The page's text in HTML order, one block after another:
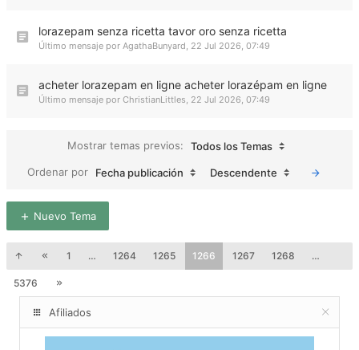
lorazepam senza ricetta tavor oro senza ricetta
Último mensaje por AgathaBunyard, 22 Jul 2026, 07:49
acheter lorazepam en ligne acheter lorazépam en ligne
Último mensaje por ChristianLittles, 22 Jul 2026, 07:49
Mostrar temas previos:
Todos los Temas
Ordenar por
Fecha publicación Descendente
Nuevo Tema
1 … 1264 1265 1266 1267 1268 …
5376
Afiliados